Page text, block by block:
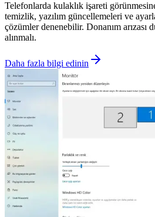
Telefonlarda kulaklık işareti
temizlik, yazılım güncellemeleri ve
çözümler denenebilir. Donanım arızası
alınmalı.
Daha fazla bilgi edinin